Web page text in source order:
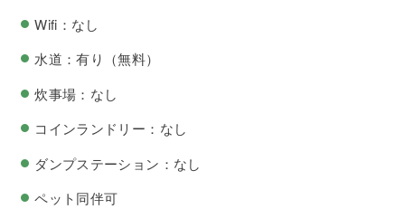
Wifi：なし
水道：有り（無料）
炊事場：なし
コインランドリー：なし
ダンプステーション：なし
ペット同伴可